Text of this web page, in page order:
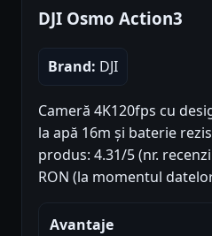
DJI Osmo Action3
Brand: DJI
Cameră 4K120fps cu
la apă 16m și baterie
produs: 4.31/5 (nr.
RON (la momentul
Avantaje